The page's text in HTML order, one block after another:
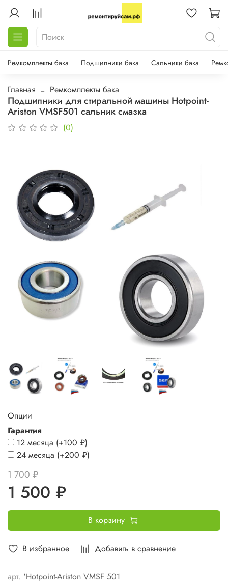
Ремкомплекты бака Подшипники бака Сальники бака
Главная Ремкомплекты бака
Подшипники для стиральной машины Hotpoint-
Ariston VMSF501 сальник смазка
(0)
В избранное Добавить в сравнение
арт. 'Hotpoint-Ariston VMSF 501
Опции
Гарантия
12 месяца (+100 ₽)
24 месяца (+200 ₽)
1 700 ₽
1 500 ₽
В корзину